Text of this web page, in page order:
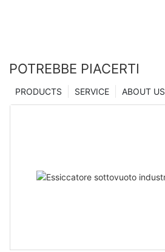
POTREBBE PIACERTI
ABOUT US
SERVICE
PRODUCTS